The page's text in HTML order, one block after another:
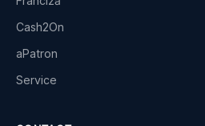
Cash2On
aPatron
Service